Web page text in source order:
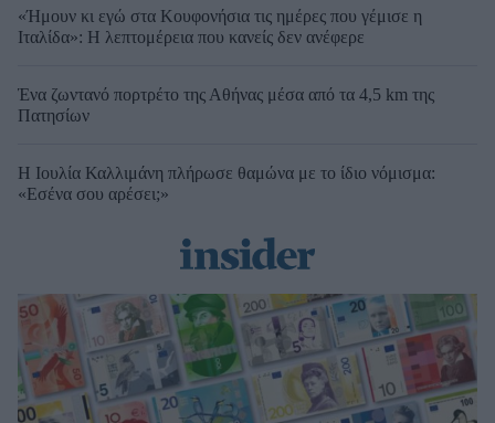
«Ήμουν κι εγώ στα Κουφονήσια τις ημέρες που γέμισε η
Ιταλίδα»: Η λεπτομέρεια που κανείς δεν ανέφερε
Ένα ζωντανό πορτρέτο της Αθήνας μέσα από τα 4,5 km της
Πατησίων
Η Ιουλία Καλλιμάνη πλήρωσε θαμώνα με το ίδιο νόμισμα:
«Εσένα σου αρέσει;»